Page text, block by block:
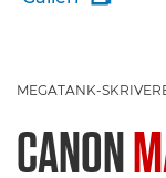
MEGATANK-
CANON